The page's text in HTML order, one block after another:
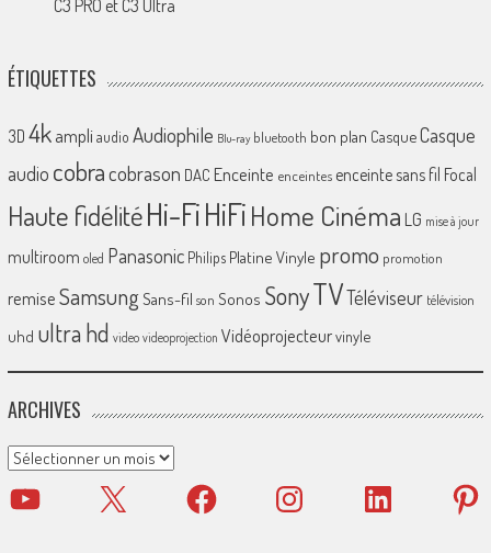
C3 PRO et C3 Ultra
ÉTIQUETTES
3D 4k ampliaudio Audiophile Blu-ray bluetooth bon plan CasqueCasque
audio cobracobrason DAC Enceinte enceintes enceinte sans fil Focal
Haute fidélitéHi-FiHiFiHome Cinéma LG mise à jour
multiroom oled Panasonic Philips Platine Vinyle promo promotion
remiseSamsungSans-fil son Sonos SonyTVTéléviseur télévision
uhd ultra hd video videoprojection Vidéoprojecteurvinyle
ARCHIVES
Archives
YouTube X Facebook Instagram LinkedIn